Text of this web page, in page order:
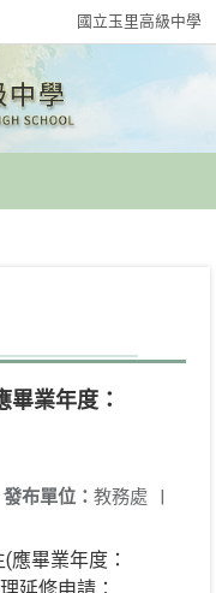
國立玉里高級中學
業年度：
發布單位： 教務處 |
畢業年度：